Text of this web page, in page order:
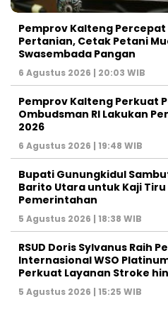
Pemprov Kalteng
Pertanian, Cetak Petani
Swasembada Pangan
6 Agustus 2026 | 20:03 WIB
Pemprov Kalteng Perkuat
Ombudsman RI Lakukan
2026
6 Agustus 2026 | 19:48 WIB
Bupati Gunungkidul
Barito Utara untuk Kaji
Pemerintahan
5 Agustus 2026 | 18:38 WIB
RSUD Doris Sylvanus Raih
Internasional WSO
Perkuat Layanan Stroke
5 Agustus 2026 | 15:25 WIB